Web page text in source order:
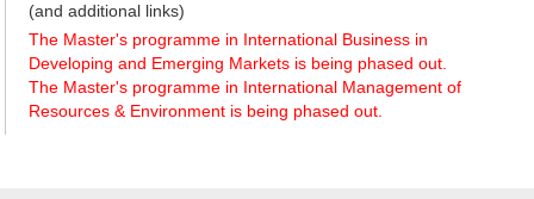
(and additional links)
The Master's programme in International Business in
Developing and Emerging Markets is being phased out.
The Master's programme in International Management of
Resources & Environment is being phased out.